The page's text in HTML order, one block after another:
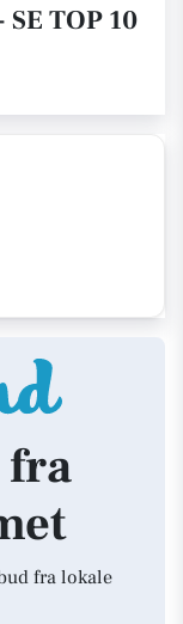
TOP 10
fra lokale